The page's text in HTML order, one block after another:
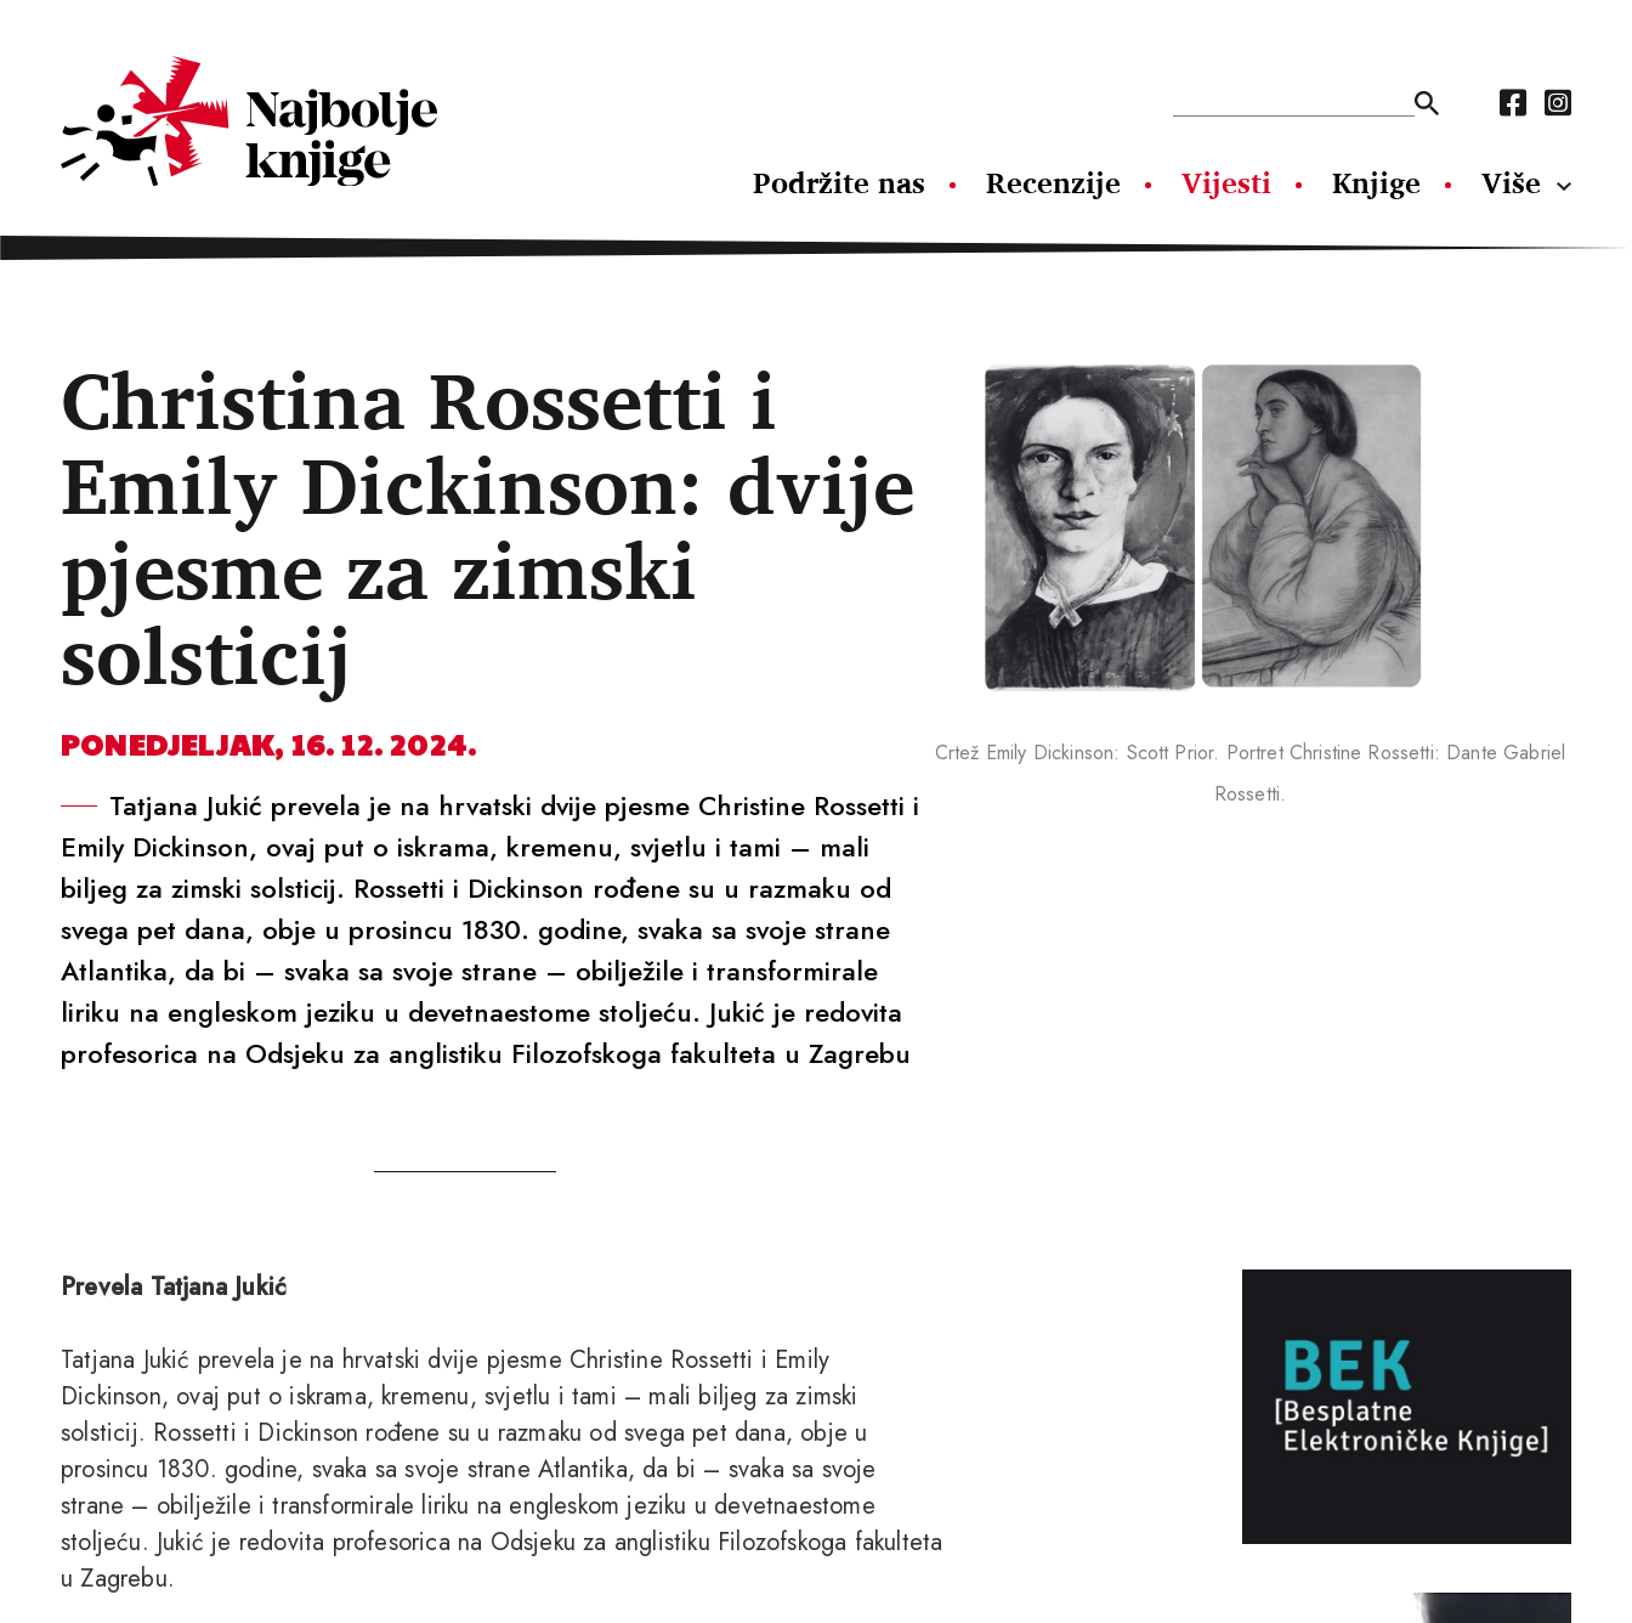
Podržite nas Recenzije Vijesti Knjige Više
Christina Rossetti i
Emily Dickinson: dvije
pjesme za zimski
solsticij
PONEDJELJAK, 16. 12. 2024.
Tatjana Jukić prevela je na hrvatski dvije pjesme Christine Rossetti i
Emily Dickinson, ovaj put o iskrama, kremenu, svjetlu i tami – mali
biljeg za zimski solsticij. Rossetti i Dickinson rođene su u razmaku od
svega pet dana, obje u prosincu 1830. godine, svaka sa svoje strane
Atlantika, da bi – svaka sa svoje strane – obilježile i transformirale
liriku na engleskom jeziku u devetnaestome stoljeću. Jukić je redovita
profesorica na Odsjeku za anglistiku Filozofskoga fakulteta u Zagrebu
Crtež Emily Dickinson: Scott Prior. Portret Christine Rossetti: Dante Gabriel
Rossetti.
Prevela Tatjana Jukić
Tatjana Jukić prevela je na hrvatski dvije pjesme Christine Rossetti i Emily
Dickinson, ovaj put o iskrama, kremenu, svjetlu i tami – mali biljeg za zimski
solsticij. Rossetti i Dickinson rođene su u razmaku od svega pet dana, obje u
prosincu 1830. godine, svaka sa svoje strane Atlantika, da bi – svaka sa svoje
strane – obilježile i transformirale liriku na engleskom jeziku u devetnaestome
stoljeću. Jukić je redovita profesorica na Odsjeku za anglistiku Filozofskoga fakulteta
u Zagrebu.